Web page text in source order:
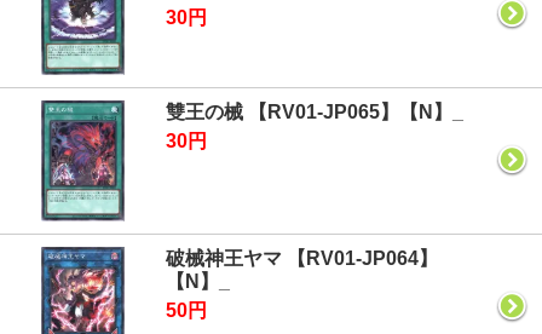
30円
雙王の械 【RV01-JP065】【N】_
30円
破械神王ヤマ 【RV01-JP064】
【N】_
50円